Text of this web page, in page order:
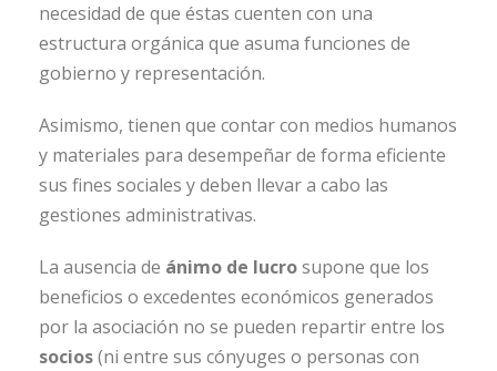
necesidad de que éstas cuenten con una
estructura orgánica que asuma funciones de
gobierno y representación.
Asimismo, tienen que contar con medios humanos
y materiales para desempeñar de forma eficiente
sus fines sociales y deben llevar a cabo las
gestiones administrativas.
La ausencia de ánimo de lucrosupone que los
beneficios o excedentes económicos generados
por la asociación no se pueden repartir entre los
socios(ni entre sus cónyuges o personas con